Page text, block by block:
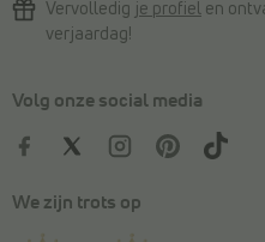
Vervolledig je profiel en
verjaardag!
Volg onze social media
We zijn trots op